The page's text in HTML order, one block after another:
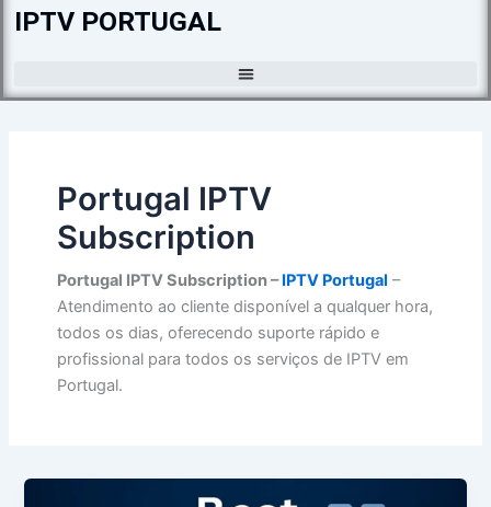
SkipIPTV PORTUGAL
Portugal IPTV
Subscription
Portugal IPTV Subscription –IPTV Portugal –
Atendimento ao cliente disponível a qualquer hora,
todos os dias, oferecendo suporte rápido e
profissional para todos os serviços de IPTV em
Portugal.